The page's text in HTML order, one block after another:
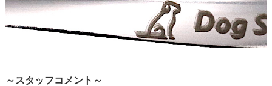
～スタッフコメント～